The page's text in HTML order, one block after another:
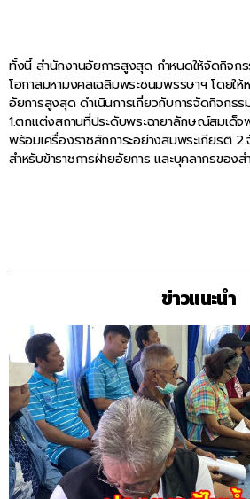
ทั้งนี้ สำนักงานอัยการสูงสุด กำหนดให้จัดกิจกร
โอกาสมหามงคลเฉลิมพระชนมพรรษาฯ โดยใ
อัยการสูงสุด ดำเนินการเกี่ยวกับการจัดกิจกร
1.ตกแต่งสถานที่ประดับพระฉายาลักษณ์สมเด็จ
พร้อมเครื่องราชสักการะอย่างสมพระเกียรติ
สำหรับข้าราชการฝ่ายอัยการ และบุคลากรของ
ข่าวแนะนำ